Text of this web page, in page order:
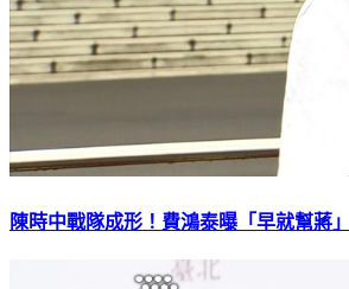
陳時中戰隊成形！費鴻泰曝「早就幫蔣